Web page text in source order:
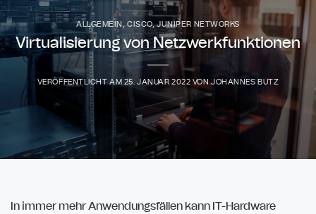
ALLGEMEIN,CISCO,JUNIPER NETWORKS
Virtualisierung von Netzwerkfunktionen
VERÖFFENTLICHT AM 25. JANUAR 2022VONJOHANNES BUTZ
In immer mehr Anwendungsfällen kann IT-Hardware